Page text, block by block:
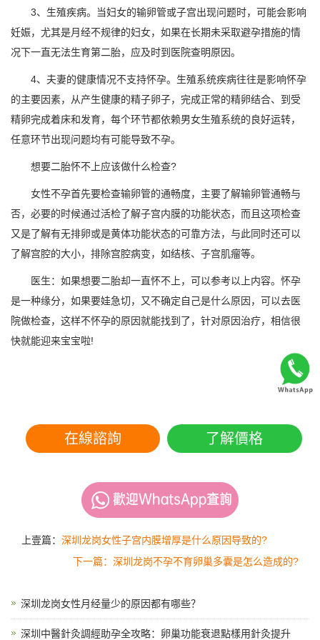
3、生殖疾病。当妇女的输卵管或子宫出现问题时，可能会影响
妊娠，尤其是月经不规律的妇女，如果在长期未采取避孕措施的情
况下一直无法生育第二胎，应及时到医院查明原因。
4、夫妻的健康情况不支持怀孕。生殖系统疾病往往是影响怀孕
的主要因素，从产生健康的精子卵子，完成正常的精卵结合、到受
精卵完成着床和发育，每个环节都依赖男女生殖系统的良好运转，
任意环节出现问题均有可能导致不孕。
想要二胎怀不上应该做什么检查?
女性不孕首先要检查输卵管的通畅度，主要了解输卵管通畅与
否，必要的时候通过活检了解子宫内膜的功能状态，而且这项检查
又是了解有无排卵或是黄体功能状态的可靠方法，与此同时还可以
了解宫腔的大小，排除宫腔病变，如结核、子宫肌瘤等。
医生：如果想要二胎却一直怀不上，可以参考以上内容。怀孕
是一种缘分，如果要娃急切，又不确定自己是什么原因，可以去医
院做检查，这样不怀孕的原因就能找到了，针对原因治疗，相信很
快就能迎来宝宝啦!
在線諮詢 了解價格
上壹篇： 深圳龙岗女性子宫内膜增厚是什么原因导致的?
下一篇：深圳龙岗不孕不育卵巢多囊是怎么造成的?
深圳龙岗女性月经量少的原因都有哪些？
深圳中醫針灸調經助孕全攻略：卵巢功能衰退點樣用針灸提升